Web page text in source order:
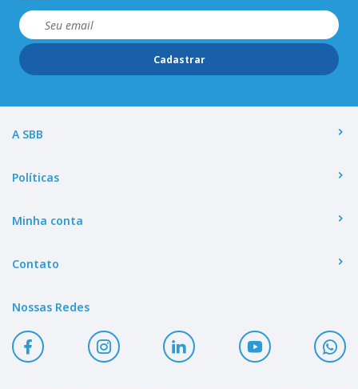
Cadastrar
A SBB
Políticas
Minha conta
Contato
Nossas Redes